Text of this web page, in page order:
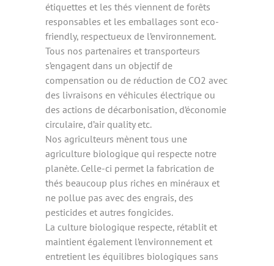
étiquettes et les thés viennent de forêts
responsables et les emballages sont eco-
friendly, respectueux de l’environnement.
Tous nos partenaires et transporteurs
s’engagent dans un objectif de
compensation ou de réduction de CO2 avec
des livraisons en véhicules électrique ou
des actions de décarbonisation, d’économie
circulaire, d’air quality etc.
Nos agriculteurs mènent tous une
agriculture biologique qui respecte notre
planète. Celle-ci permet la fabrication de
thés beaucoup plus riches en minéraux et
ne pollue pas avec des engrais, des
pesticides et autres fongicides.
La culture biologique respecte, rétablit et
maintient également l’environnement et
entretient les équilibres biologiques sans